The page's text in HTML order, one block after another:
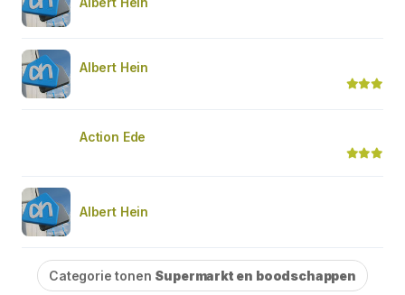
Albert Hein
Action Ede
Albert Hein
Categorie tonen Supermarkt en boodschappen